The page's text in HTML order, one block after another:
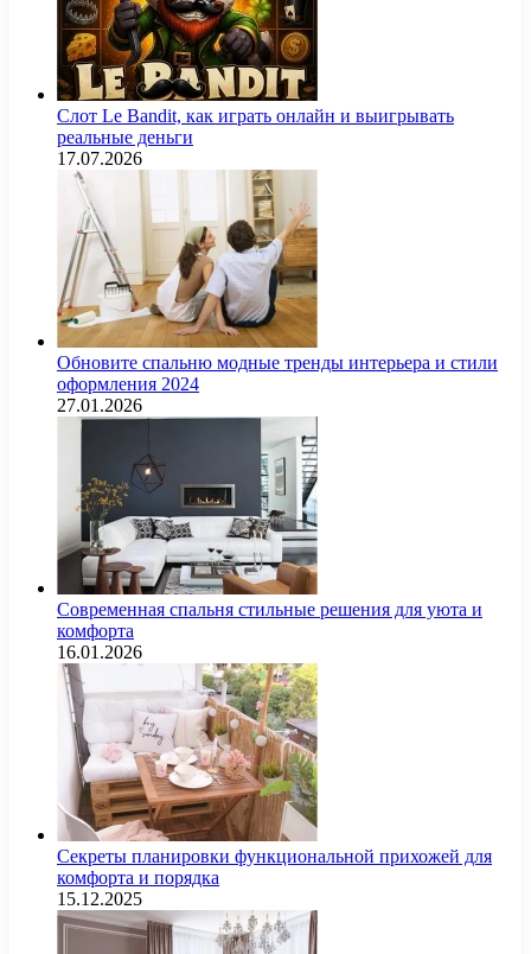
Слот Le Bandit, как играть онлайн и выигрывать
реальные деньги
17.07.2026
Обновите спальню модные тренды интерьера и стили
оформления 2024
27.01.2026
Современная спальня стильные решения для уюта и
комфорта
16.01.2026
Секреты планировки функциональной прихожей для
комфорта и порядка
15.12.2025